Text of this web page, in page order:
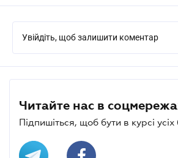
Увійдіть, щоб залишити коментар
Читайте нас в
Підпишіться, щоб бути в курсі